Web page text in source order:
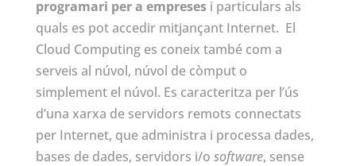
programari per a empresesi particulars als
quals es pot accedir mitjançant Internet. El
Cloud Computing es coneix també com a
serveis al núvol, núvol de còmput o
simplement el núvol. Es caracteritza per l’ús
d’una xarxa de servidors remots connectats
per Internet, que administra i processa dades,
bases de dades, servidors i/o software, sense